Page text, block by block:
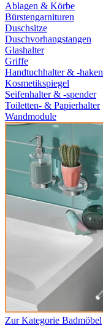
Ablagen & Körbe
Bürstengarnituren
Duschsitze
Duschvorhangstangen
Glashalter
Griffe
Handtuchhalter & -haken
Kosmetikspiegel
Seifenhalter & -spender
Toiletten- & Papierhalter
Wandmodule
Zur Kategorie Badmöbel